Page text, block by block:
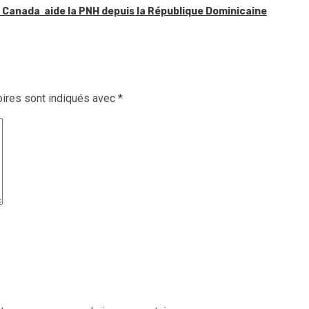
aide la PNH depuis la République Dominicaine
sont indiqués avec *